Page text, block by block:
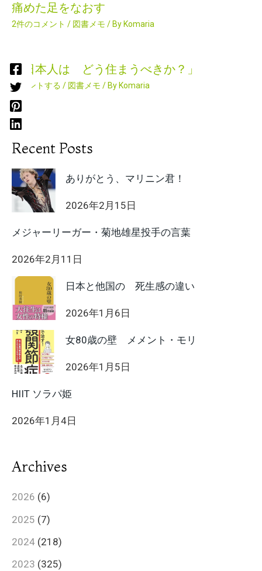
痛めた足をなおす
2件のコメント / 図書メモ / By Komaria
「日本人は どう住まうべきか？」
コメントする / 図書メモ / By Komaria
Recent Posts
ありがとう、マリニン君！
2026年2月15日
メジャーリーガー・菊地雄星投手の言葉
2026年2月11日
日本と他国の 死生感の違い
2026年1月6日
女80歳の壁 メメント・モリ
2026年1月5日
HIIT ソラパ姫
2026年1月4日
Archives
2026 (6)
2025 (7)
2024 (218)
2023 (325)